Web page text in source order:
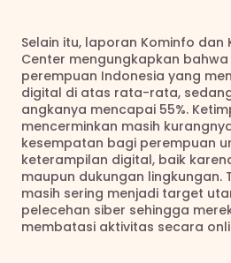
Selain itu, laporan Kominfo
Center mengungkapkan bahwa
perempuan Indonesia yang
digital di atas rata-rata,
angkanya mencapai 55%.
mencerminkan masih
kesempatan bagi perempuan
keterampilan digital, baik
maupun dukungan lingkungan.
masih sering menjadi target
pelecehan siber sehingga
membatasi aktivitas secara